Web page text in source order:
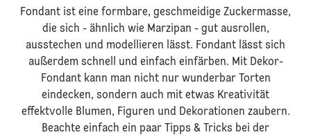
Fondant ist eine formbare, geschmeidige Zuckermasse,
die sich - ähnlich wie Marzipan - gut ausrollen,
ausstechen und modellieren lässt. Fondant lässt sich
außerdem schnell und einfach einfärben. Mit Dekor-
Fondant kann man nicht nur wunderbar Torten
eindecken, sondern auch mit etwas Kreativität
effektvolle Blumen, Figuren und Dekorationen zaubern.
Beachte einfach ein paar Tipps & Tricks bei der